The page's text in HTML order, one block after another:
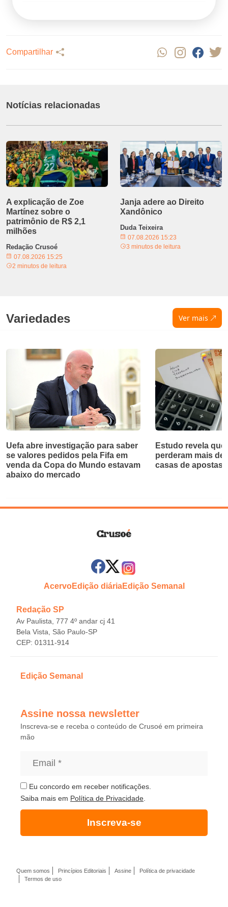
Compartilhar
Notícias relacionadas
A explicação de Zoe
Martínez sobre o
patrimônio de R$ 2,1
milhões
Redação Crusoé
07.08.2026 15:25
2 minutos de leitura
Janja adere ao Direito
Xandônico
Duda Teixeira
07.08.2026 15:23
3 minutos de leitura
Variedades Ver mais
Uefa abre investigação para saber
se valores pedidos pela Fifa em
venda da Copa do Mundo estavam
abaixo do mercado
Estudo revela
perderam mais de
casas de apostas
AcervoEdição diáriaEdição Semanal
Redação SP
Av Paulista, 777 4º andar cj 41
Bela Vista, São Paulo-SP
CEP: 01311-914
Edição Semanal
Assine nossa newsletter
Inscreva-se e receba o conteúdo de Crusoé em primeira
mão
Eu concordo em receber notificações.
Saiba mais em Política de Privacidade
Inscreva-se
Quem somos Princípios Editoriais Assine
Política de privacidade
Termos de uso